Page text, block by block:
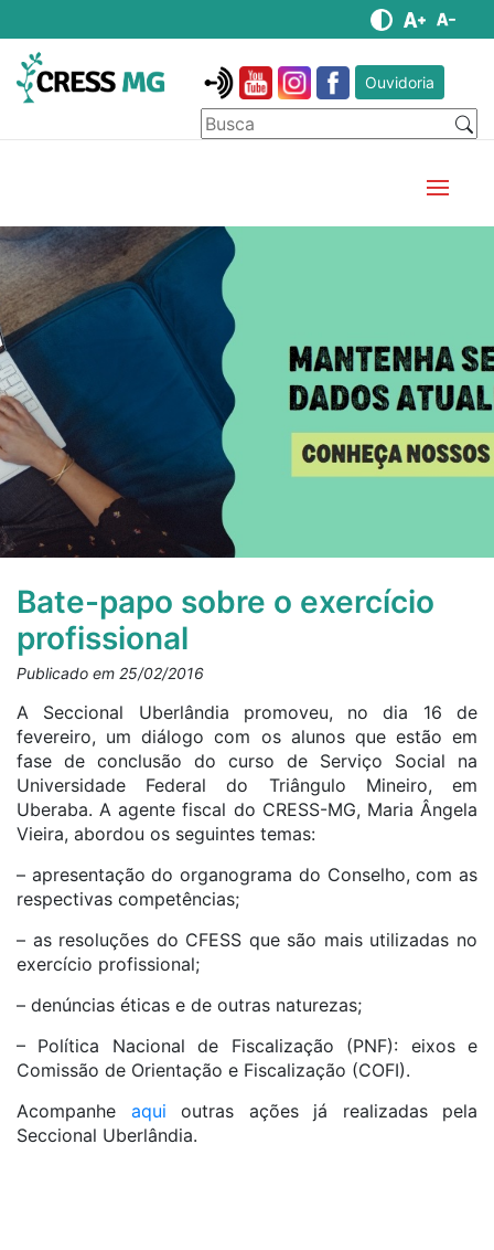
Ouvidoria
Bate-papo sobre o exercício
profissional
Publicado em 25/02/2016
A Seccional Uberlândia promoveu, no dia 16 de
fevereiro, um diálogo com os alunos que estão em
fase de conclusão do curso de Serviço Social na
Universidade Federal do Triângulo Mineiro, em
Uberaba. A agente fiscal do CRESS-MG, Maria Ângela
Vieira, abordou os seguintes temas:
– apresentação do organograma do Conselho, com as
respectivas competências;
– as resoluções do CFESS que são mais utilizadas no
exercício profissional;
– denúncias éticas e de outras naturezas;
– Política Nacional de Fiscalização (PNF): eixos e
Comissão de Orientação e Fiscalização (COFI).
Acompanhe aqui outras ações já realizadas pela
Seccional Uberlândia.